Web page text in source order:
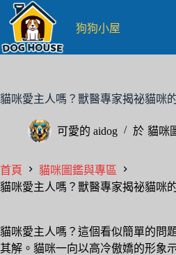
至
主
容
狗狗小屋
貓咪愛主人嗎？獸醫專家揭祕貓咪
可愛的 aidog 於 貓咪
首頁
貓咪圖鑑與專區
貓咪愛主人嗎？獸醫專家揭祕貓咪
貓咪愛主人嗎？這個看似簡單的問
其解。貓咪一向以高冷傲嬌的形象